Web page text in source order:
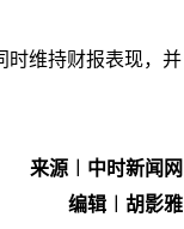
时维持财报表现，并
来源︱中时新闻网
编辑︱胡影雅